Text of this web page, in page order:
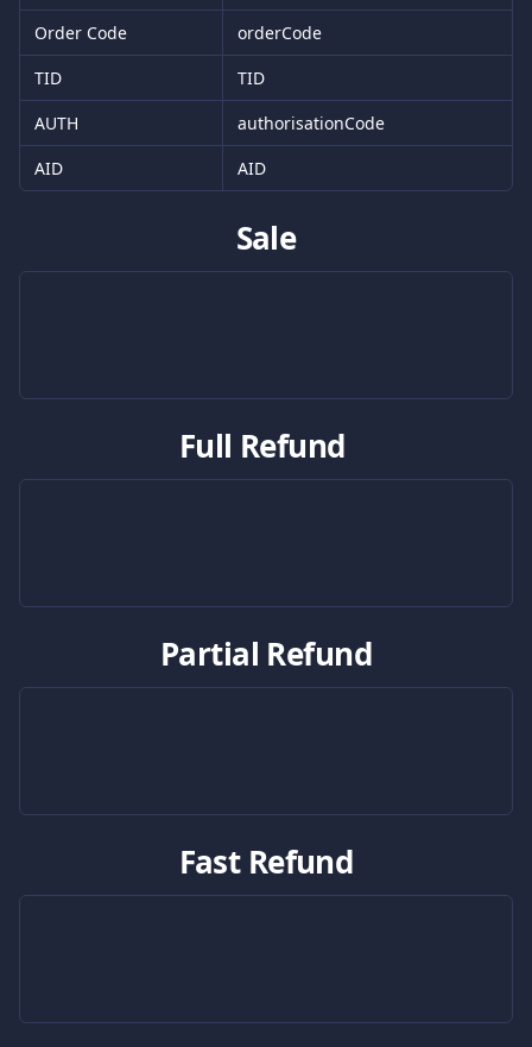
Order Code
orderCode
TID
TID
AUTH
authorisationCode
AID
AID
Sale
Full Refund
Partial Refund
Fast Refund